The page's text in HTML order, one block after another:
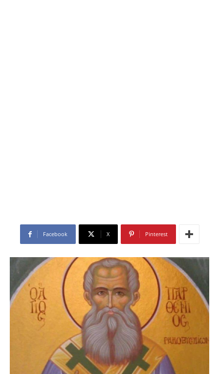
Facebook X Pinterest